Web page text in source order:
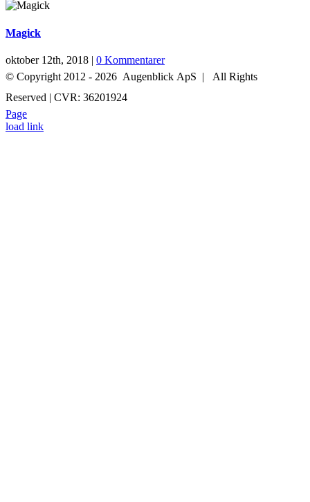
Magick
oktober 12th, 2018 | 0 Kommentarer
© Copyright 2012 - 2026 Augenblick ApS | All Rights
Reserved | CVR: 36201924
Page
load link